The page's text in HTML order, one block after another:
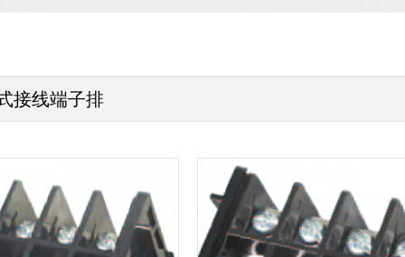
接线端子排